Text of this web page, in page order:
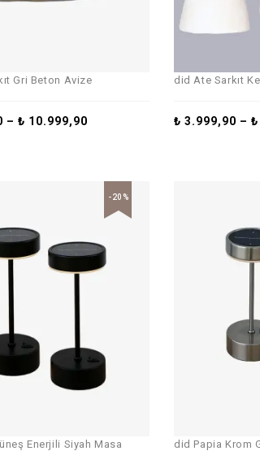
Gri Beton Avize
– ₺ 10.999,90
did Ate Sarkıt
₺ 3.999,90 – ₺
-20%
Enerjili Siyah Masa
did Papia Krom